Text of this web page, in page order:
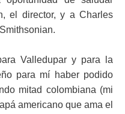
el director, y a Charles
Valledupar y para la
para mí haber podido
mitad colombiana (mi
americano que ama el